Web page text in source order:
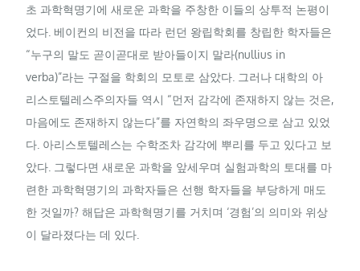
초 과학혁명기에 새로운 과학을 주창한 이들의 상투적 논평이
었다. 베이컨의 비전을 따라 런던 왕립학회를 창립한 학자들은
“누구의 말도 곧이곧대로 받아들이지 말라(nullius in
verba)”라는 구절을 학회의 모토로 삼았다. 그러나 대학의 아
리스토텔레스주의자들 역시 “먼저 감각에 존재하지 않는 것은,
마음에도 존재하지 않는다”를 자연학의 좌우명으로 삼고 있었
다. 아리스토텔레스는 수학조차 감각에 뿌리를 두고 있다고 보
았다. 그렇다면 새로운 과학을 앞세우며 실험과학의 토대를 마
련한 과학혁명기의 과학자들은 선행 학자들을 부당하게 매도
한 것일까? 해답은 과학혁명기를 거치며 ‘경험’의 의미와 위상
이 달라졌다는 데 있다.